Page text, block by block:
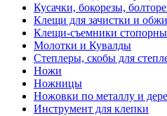
Кусачки, бокорезы,
Клещи для зачистки и
Клещи-съемники
Молотки и Кувалды
Степлеры, скобы для
Ножи
Ножницы
Ножовки по металлу и
Инструмент для клепки